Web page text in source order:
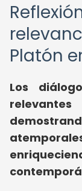
Platón
Los